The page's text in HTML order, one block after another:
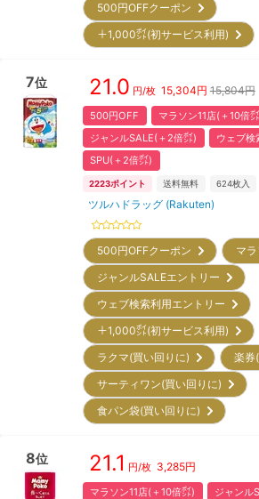
500円OFFクーポン
＋1,000㌽(初サービス利用)
7位 21.0 円/枚 15,304円 15,804円
500円OFF
マラソン11店(＋10倍
ジャンルSALE(＋2倍㌽)
ウェブ検
SPU(＋2倍㌽)
2223ポイント 送料無料 624枚入
ツルハドラッグ (Rakuten)
500円OFFクーポン
マ
ジャンルSALEエントリー
ウェブ検索利用エントリー
＋1,000㌽(初サービス利用)
ラクマ(買い回りに)
楽
サーティワン(買い回りに)
食パン袋(買い回りに)
8位 21.1 円/枚 3,285円
マラソン11店(＋10倍㌽)
ジャンル